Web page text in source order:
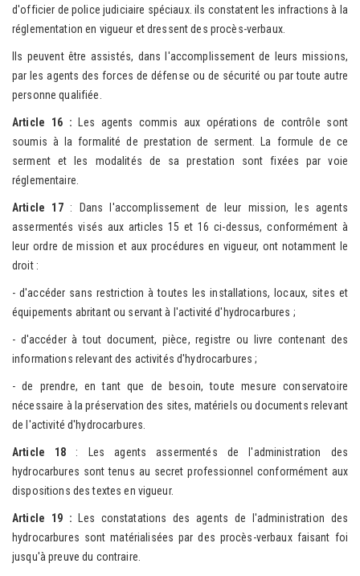
d'officier de police judiciaire spéciaux. ils constatent les infractions à la
réglementation en vigueur et dressent des procès-verbaux.
Ils peuvent être assistés, dans l'accomplissement de leurs missions,
par les agents des forces de défense ou de sécurité ou par toute autre
personne qualifiée.
Article 16 :
Les agents commis aux opérations de contrôle sont
soumis à la formalité de prestation de serment. La formule de ce
serment et les modalités de sa prestation sont fixées par voie
réglementaire.
Article 17 : Dans l'accomplissement de leur mission, les agents
assermentés visés aux articles 15 et 16 ci-dessus, conformément à
leur ordre de mission et aux procédures en vigueur, ont notamment le
droit :
- d'accéder sans restriction à toutes les installations, locaux, sites et
équipements abritant ou servant à l'activité d'hydrocarbures ;
- d'accéder à tout document, pièce, registre ou livre contenant des
informations relevant des activités d'hydrocarbures ;
- de prendre, en tant que de besoin, toute mesure conservatoire
nécessaire à la préservation des sites, matériels ou documents relevant
de l'activité d'hydrocarbures.
Article 18 : Les agents assermentés de l'administration des
hydrocarbures sont tenus au secret professionnel conformément aux
dispositions des textes en vigueur.
Article 19 :
Les constatations des agents de l'administration des
hydrocarbures sont matérialisées par des procès-verbaux faisant foi
jusqu'à preuve du contraire.